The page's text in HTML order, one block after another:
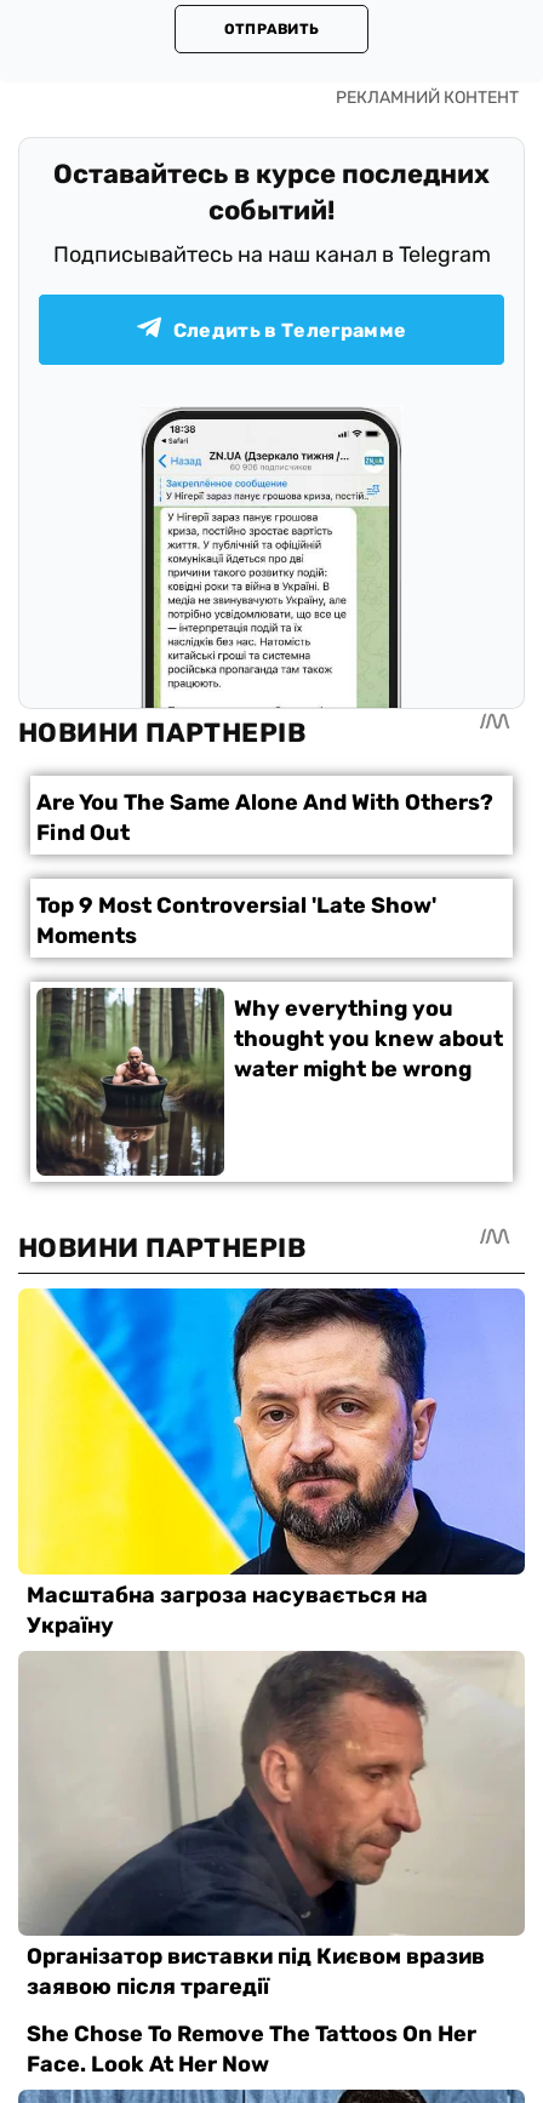
ОТПРАВИТЬ
Оставайтесь в курсе последних
событий!
Подписывайтесь на наш канал в Telegram
Следить в Телеграмме